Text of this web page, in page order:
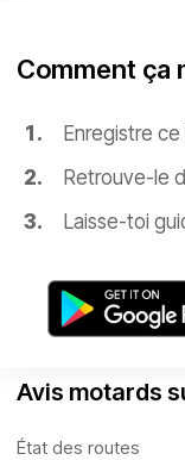
Comment ça
Enregistre
Retrouve-le
Laisse-toi
Avis motards
État des routes